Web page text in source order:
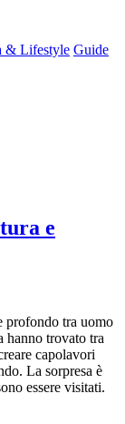
& Lifestyle Guide
e
profondo tra uomo
hanno trovato tra
capolavori
La sorpresa è
essere visitati.